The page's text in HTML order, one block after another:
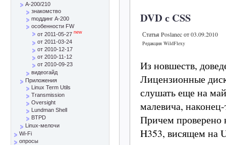
DVD с CSS
Статья Poslanec от 03.09.2010
Редакция WildFlexy
Из новшеств,
Лицензионные
слушать еще на
малевича,
Причем проверено
H353, висящем на
A-200/210
знакомство
mоддинг A-200
особенности FW
от 2011-05-27 new
от 2011-03-24
от 2010-12-17
от 2010-11-12
от 2010-09-23
видеогайд
Приложения
Linux Term Utils
Transmission
Oversight
Lundman Shell
BTPD
Linux-мелочи
Wi-Fi
опросы